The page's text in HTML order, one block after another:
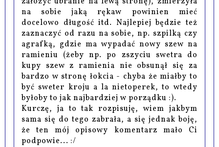
na sobie jaką rękaw powinien mieć
docelowo długość itd. Najlepiej będzie też
zaznaczyć od razu na sobie, np. szpilką czy
agrafką, gdzie ma wypadać nowy szew na
ramieniu (żeby np. po zszyciu swetra do
kupy szew z ramienia nie obsunął się za
bardzo w stronę łokcia - chyba że miałby to
być sweter kroju a la nietoperek, to wtedy
byłoby to jak najbardziej w porządku :).
Kurczę, ja to tak rozpisuję, wiem jakbym
sama się do tego zabrała, a się jednak boję,
że ten mój opisowy komentarz mało Ci
podpowie... :/